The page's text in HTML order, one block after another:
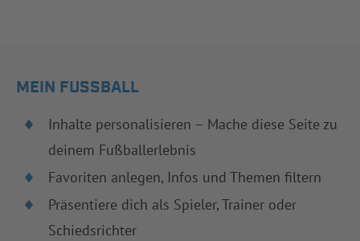
MEIN FUSSBALL
Inhalte personalisieren – Mache diese Seite zu
deinem Fußballerlebnis
Favoriten anlegen, Infos und Themen filtern
Präsentiere dich als Spieler, Trainer oder
Schiedsrichter